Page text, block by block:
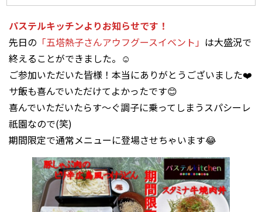
パステルキッチンよりお知らせです！
先日の 「五塔熱子さんアウフグースイベント」 は大盛況で
終えることができました。☺️
ご参加いただいた皆様！本当にありがとうございました❤️
サ飯も喜んでいただけてよかったです😊
喜んでいただいたらす～ぐ調子に乗ってしまうスパシーレ
祇園なので(笑)
期間限定で通常メニューに登場させちゃいます😂